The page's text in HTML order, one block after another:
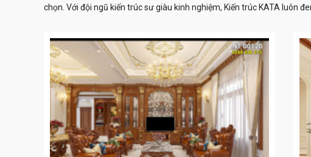
chọn. Với đội ngũ kiến trúc sư giàu kinh nghiệm, Kiến trúc KATA luôn